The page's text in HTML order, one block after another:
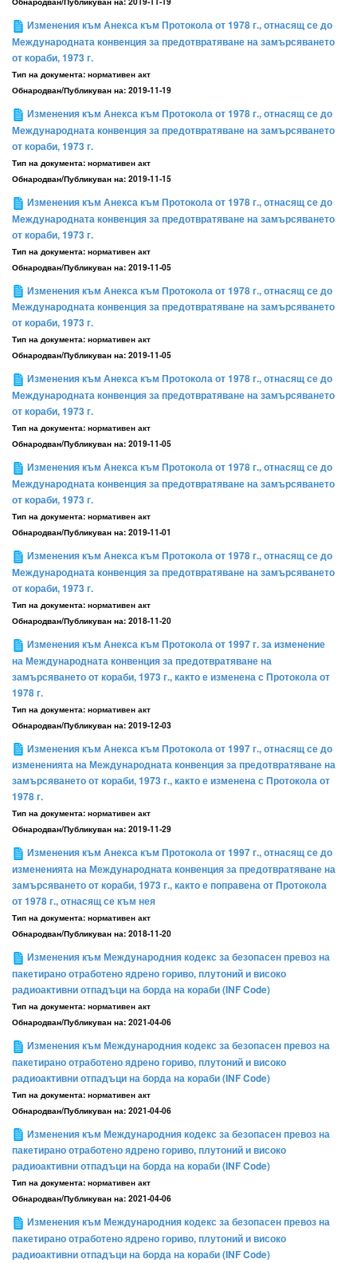
Изменения към Анекса към Протокола от 1978 г., отнасящ се до
Международната конвенция за предотвратяване на замърсяването
от кораби, 1973 г.
Тип на документа: нормативен акт
Обнародван/Публикуван на: 2019-11-19
Изменения към Анекса към Протокола от 1978 г., отнасящ се до
Международната конвенция за предотвратяване на замърсяването
от кораби, 1973 г.
Тип на документа: нормативен акт
Обнародван/Публикуван на: 2019-11-15
Изменения към Анекса към Протокола от 1978 г., отнасящ се до
Международната конвенция за предотвратяване на замърсяването
от кораби, 1973 г.
Тип на документа: нормативен акт
Обнародван/Публикуван на: 2019-11-05
Изменения към Анекса към Протокола от 1978 г., отнасящ се до
Международната конвенция за предотвратяване на замърсяването
от кораби, 1973 г.
Тип на документа: нормативен акт
Обнародван/Публикуван на: 2019-11-05
Изменения към Анекса към Протокола от 1978 г., отнасящ се до
Международната конвенция за предотвратяване на замърсяването
от кораби, 1973 г.
Тип на документа: нормативен акт
Обнародван/Публикуван на: 2019-11-05
Изменения към Анекса към Протокола от 1978 г., отнасящ се до
Международната конвенция за предотвратяване на замърсяването
от кораби, 1973 г.
Тип на документа: нормативен акт
Обнародван/Публикуван на: 2019-11-01
Изменения към Анекса към Протокола от 1978 г., отнасящ се до
Международната конвенция за предотвратяване на замърсяването
от кораби, 1973 г.
Тип на документа: нормативен акт
Обнародван/Публикуван на: 2018-11-20
Изменения към Анекса към Протокола от 1997 г. за изменение
на Международната конвенция за предотвратяване на
замърсяването от кораби, 1973 г., както е изменена с Протокола от
1978 г.
Тип на документа: нормативен акт
Обнародван/Публикуван на: 2019-12-03
Изменения към Анекса към Протокола от 1997 г., отнасящ се до
измененията на Международната конвенция за предотвратяване на
замърсяването от кораби, 1973 г., както е изменена с Протокола от
1978 г.
Тип на документа: нормативен акт
Обнародван/Публикуван на: 2019-11-29
Изменения към Анекса към Протокола от 1997 г., отнасящ се до
измененията на Международната конвенция за предотвратяване на
замърсяването от кораби, 1973 г., както е поправена от Протокола
от 1978 г., отнасящ се към нея
Тип на документа: нормативен акт
Обнародван/Публикуван на: 2018-11-20
Изменения към Международния кодекс за безопасен превоз на
пакетирано отработено ядрено гориво, плутоний и високо
радиоактивни отпадъци на борда на кораби (INF Code)
Тип на документа: нормативен акт
Обнародван/Публикуван на: 2021-04-06
Изменения към Международния кодекс за безопасен превоз на
пакетирано отработено ядрено гориво, плутоний и високо
радиоактивни отпадъци на борда на кораби (INF Code)
Тип на документа: нормативен акт
Обнародван/Публикуван на: 2021-04-06
Изменения към Международния кодекс за безопасен превоз на
пакетирано отработено ядрено гориво, плутоний и високо
радиоактивни отпадъци на борда на кораби (INF Code)
Тип на документа: нормативен акт
Обнародван/Публикуван на: 2021-04-06
Изменения към Международния кодекс за безопасен превоз на
пакетирано отработено ядрено гориво, плутоний и високо
радиоактивни отпадъци на борда на кораби (INF Code)